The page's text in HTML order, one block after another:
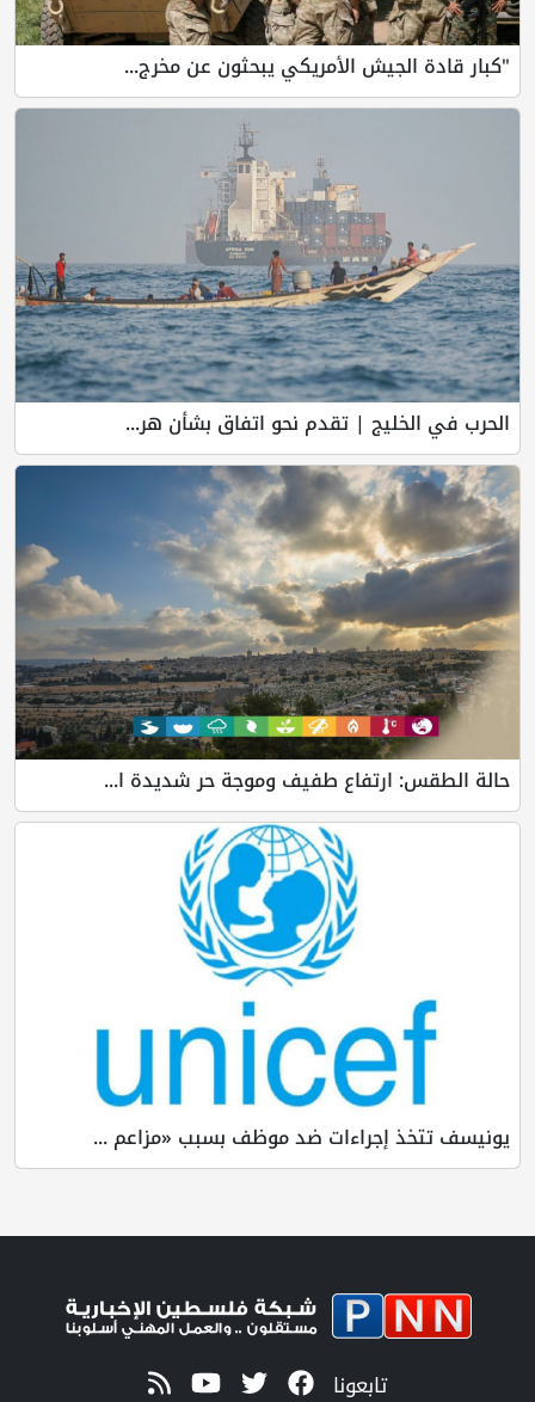
"كبار قادة الجيش الأمريكي يبحثون عن مخرج...
الحرب في الخليج | تقدم نحو اتفاق بشأن هر...
حالة الطقس: ارتفاع طفيف وموجة حر شديدة ا...
يونيسف تتخذ إجراءات ضد موظف بسبب «مزاعم ...
تابعونا